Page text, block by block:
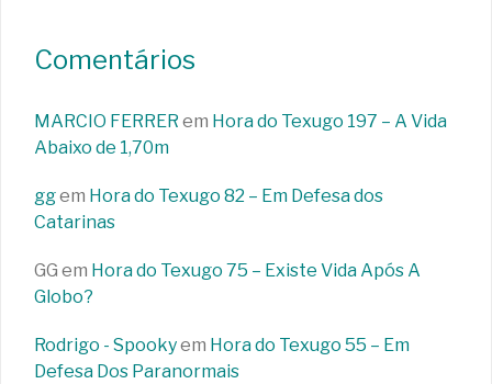
Comentários
MARCIO FERRER em Hora do Texugo 197 – A Vida
Abaixo de 1,70m
ggem Hora do Texugo 82 – Em Defesa dos
Catarinas
GG em Hora do Texugo 75 – Existe Vida Após A
Globo?
Rodrigo - Spookyem Hora do Texugo 55 – Em
Defesa Dos Paranormais